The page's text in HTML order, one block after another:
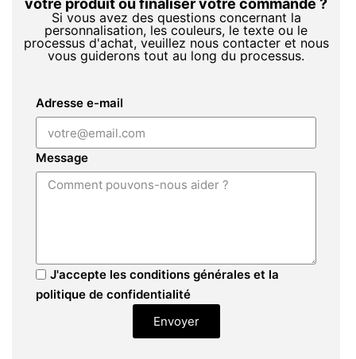
votre produit ou finaliser votre commande ?
Si vous avez des questions concernant la
personnalisation, les couleurs, le texte ou le
processus d'achat, veuillez nous contacter et nous
vous guiderons tout au long du processus.
Adresse e-mail
Message
J'accepte les conditions générales et la
politique de confidentialité
Envoyer